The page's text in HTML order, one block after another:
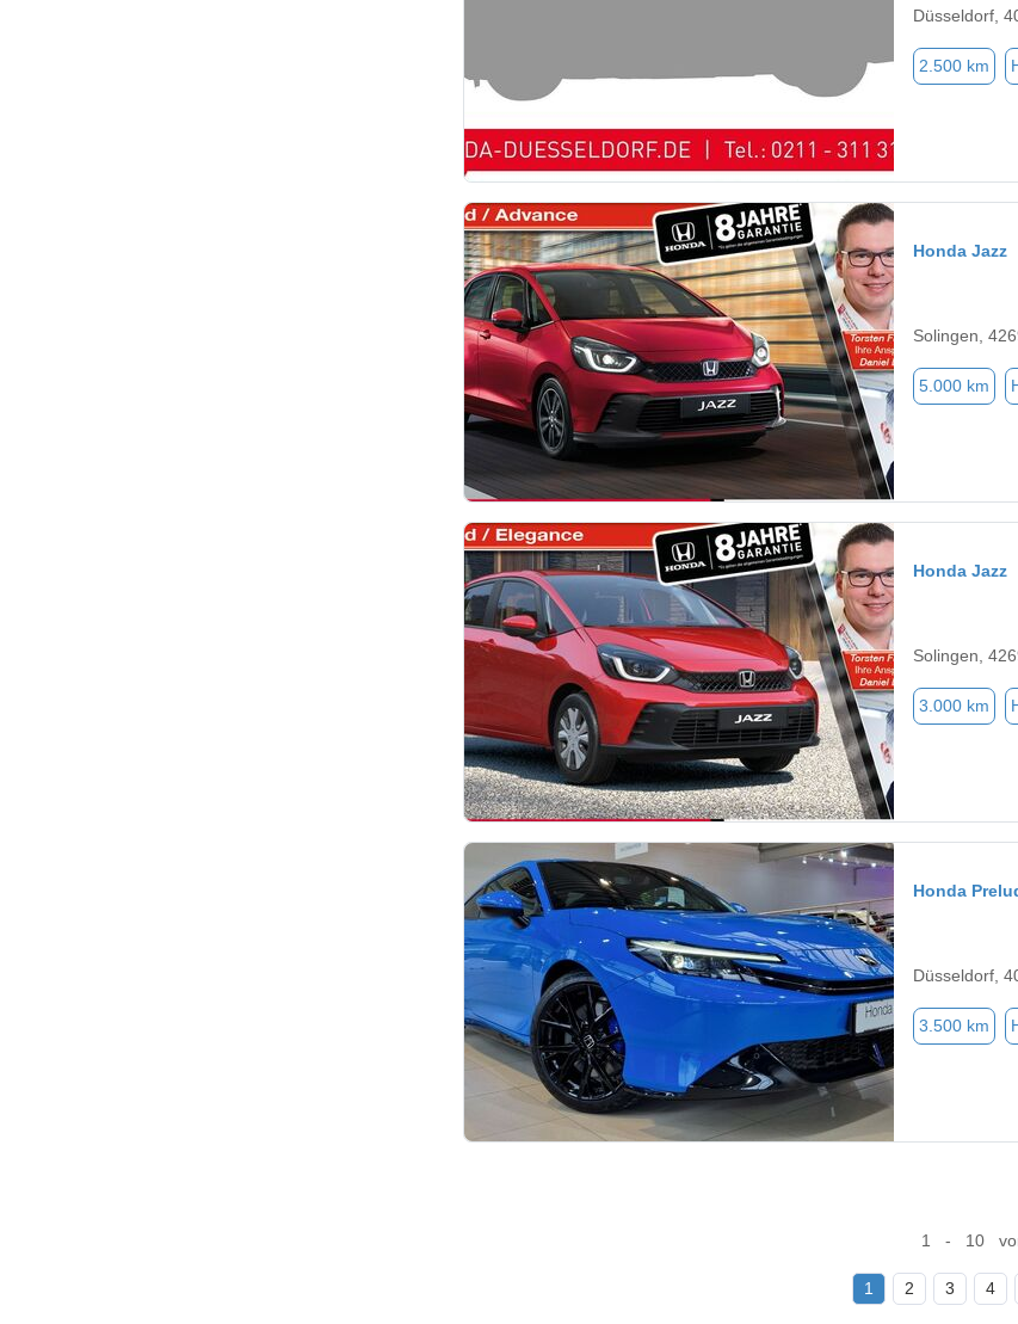
Düsseldorf,
2.500 km
Honda Jazz
Solingen,
5.000 km
Honda Jazz
Solingen,
3.000 km
Honda
Düsseldorf,
3.500 km
1 - 10
1 2 3 4